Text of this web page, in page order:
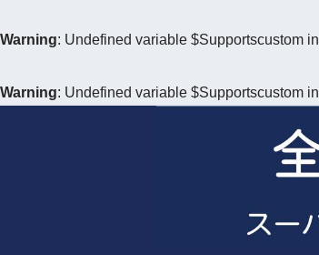
Warning: Undefined variable $Supportscustom in
Warning: Undefined variable $Supportscustom in